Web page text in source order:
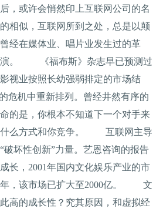
，或许会悄然印上互联网公司的名
相似，互联网所到之处，总是以颠
经在媒体业、唱片业发生过的革
演。 《福布斯》杂志早已预测过
视业按照长幼强弱排定的市场结
危机中重新排列。曾经井然有序的
的是，你根本不知道下一个对手来
什么方式和你竞争。 互联网主导
破坏性创新”力量。艺恩咨询的报告
长，2001年国内文化娱乐产业的市
年，该市场已扩大至2000亿。 文
高的成长性？究其原因，和虚拟经